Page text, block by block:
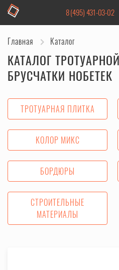
8 (495) 431-03-02
Главная Каталог
КАТАЛОГ
БРУСЧАТКИ НОБЕТЕК
ТРОТУАРНАЯ ПЛИТКА
КОЛОР МИКС
БОРДЮРЫ
СТРОИТЕЛЬНЫЕ
МАТЕРИАЛЫ